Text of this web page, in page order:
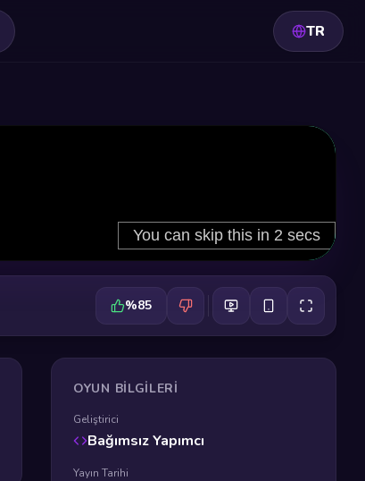
TR
%85
OYUN BILGILERI
Geliştirici
Bağımsız Yapımcı
Yayın Tarihi